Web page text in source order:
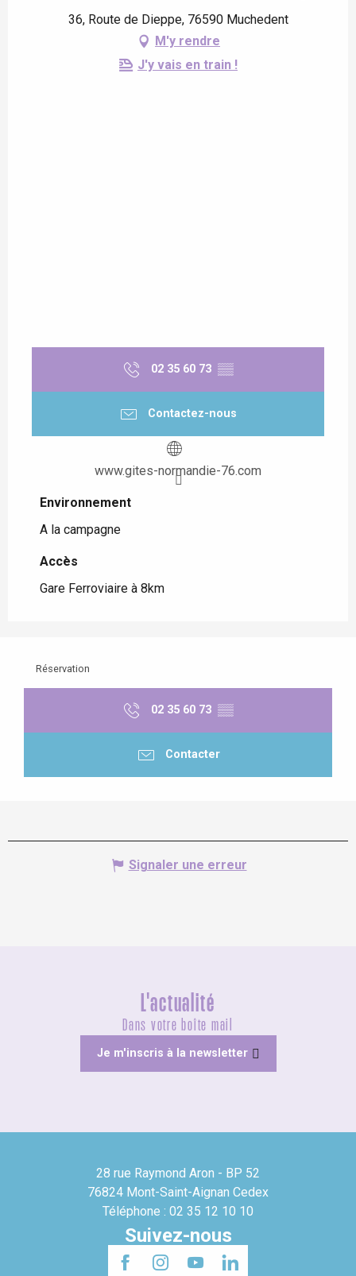
36, Route de Dieppe, 76590 Muchedent
M'y rendre
J'y vais en train !
02 35 60 73 ▒▒
Contactez-nous
www.gites-normandie-76.com
Environnement
Environnement
A la campagne
Accès
Accès
Gare Ferroviaire à 8km
Réservation
02 35 60 73 ▒▒
Contacter
Signaler une erreur
L'actualité
Dans votre boîte mail
Je m'inscris à la newsletter
28 rue Raymond Aron - BP 52
76824 Mont-Saint-Aignan Cedex
Téléphone : 02 35 12 10 10
Suivez-nous